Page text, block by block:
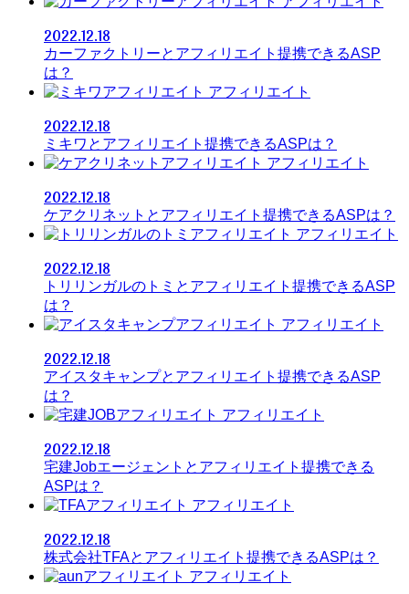
2022.12.18
カーファクトリーとアフィリエイト提携できるASP
は？
アフィリエイト
2022.12.18
ミキワとアフィリエイト提携できるASPは？
アフィリエイト
2022.12.18
ケアクリネットとアフィリエイト提携できるASPは？
アフィリエイト
2022.12.18
トリリンガルのトミとアフィリエイト提携できるASP
は？
アフィリエイト
2022.12.18
アイスタキャンプとアフィリエイト提携できるASP
は？
アフィリエイト
2022.12.18
宅建Jobエージェントとアフィリエイト提携できる
ASPは？
アフィリエイト
2022.12.18
株式会社TFAとアフィリエイト提携できるASPは？
アフィリエイト